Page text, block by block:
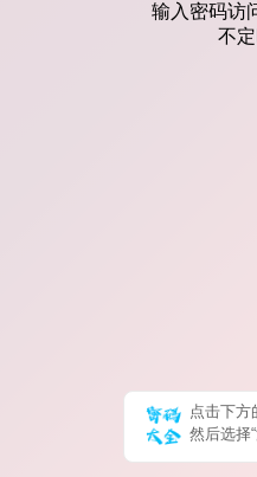
输入密码访
不
点击下方
然后选择